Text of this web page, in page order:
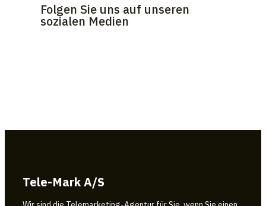
Folgen Sie uns auf unseren
sozialen Medien
Tele-Mark A/S